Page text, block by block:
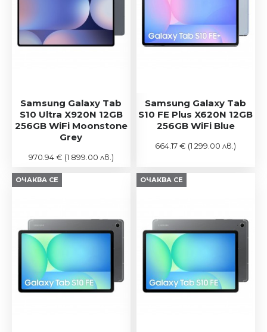
Samsung Galaxy Tab
S10 Ultra X920N 12GB
256GB WiFi Moonstone
Grey
970.94 € (1 899.00 лв.)
Samsung Galaxy Tab
S10 FE Plus X620N 12GB
256GB WiFi Blue
664.17 € (1 299.00 лв.)
ОЧАКВА СЕ ОЧАКВА СЕ